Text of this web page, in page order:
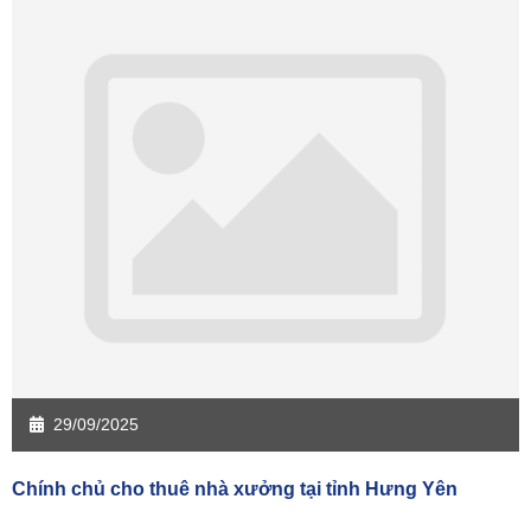
Chính chủ cho thuê nhà xưởng tại tỉnh Hưng Yên